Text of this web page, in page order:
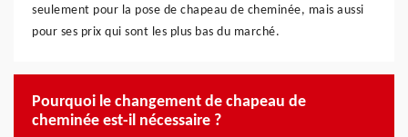
seulement pour la pose de chapeau de cheminée, mais aussi
pour ses prix qui sont les plus bas du marché.
Pourquoi le changement de chapeau de
cheminée est-il nécessaire ?